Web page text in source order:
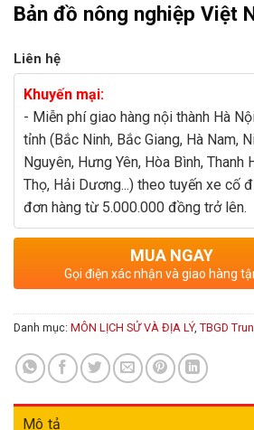
Bản đồ nông nghiệp Việt
Liên hệ
Khuyến mại:
- Miễn phí giao hàng nội thành Hà
tỉnh (Bắc Ninh, Bắc Giang, Hà Nam,
Nguyên, Hưng Yên, Hòa Bình, Thanh
Thọ, Hải Dương...) theo tuyến xe cố
đơn hàng từ 5.000.000 đồng trở lên.
MUA NGAY
Gọi điện xác nhận và giao hàng
Danh mục: MÔN LỊCH SỬ VÀ ĐỊA LÝ, TBGD
Mô tả